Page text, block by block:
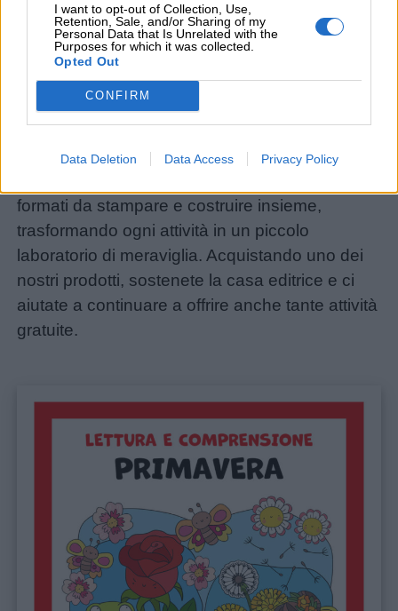
I want to opt-out of Collection, Use,
Retention, Sale, and/or Sharing of my
Personal Data that Is Unrelated with the
Purposes for which it was collected.
Opted Out
CONFIRM
Data Deletion Data Access Privacy Policy
Animali con la M
Aggettivi con la M
Cuorfolletto Creative Shop
online della nostra casa editrice. Qui potete
acquistare le nostre raccolte di lapbook,
formati da stampare e costruire insieme,
trasformando ogni attività in un piccolo
laboratorio di meraviglia. Acquistando uno dei
nostri prodotti, sostenete la casa editrice e ci
aiutate a continuare a offrire anche tante attività
gratuite.